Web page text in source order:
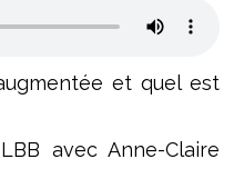
et quel est
avec Anne-Claire